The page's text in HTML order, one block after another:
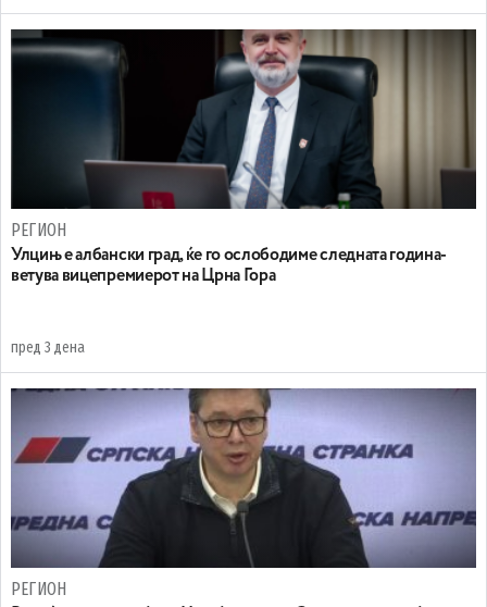
РЕГИОН
Улцињ е албански град, ќе го ослободиме следната година-
ветува вицепремиерот на Црна Гора
пред 3 дена
РЕГИОН